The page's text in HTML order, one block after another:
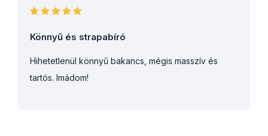
Könnyű és strapabíró
Hihetetlenül könnyű bakancs, mégis masszív és
tartós. Imádom!